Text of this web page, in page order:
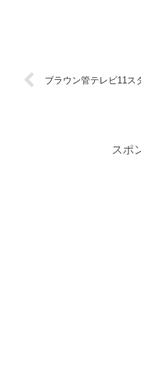
ブラウン管テレビ11ス
スポ